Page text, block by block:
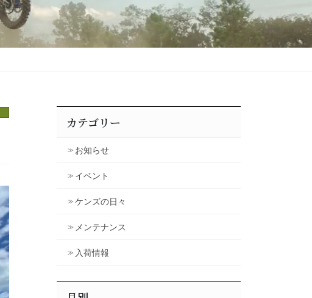
カテゴリー
お知らせ
イベント
ケンズの日々
メンテナンス
入荷情報